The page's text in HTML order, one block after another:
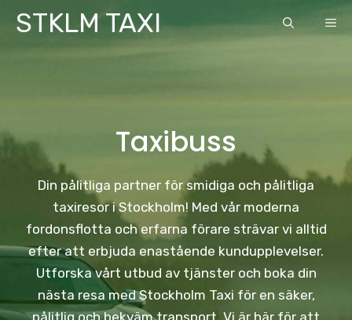
SkipSTKLM TAXI
Taxibuss
Din pålitliga partner för smidiga och pålitliga
taxiresor i Stockholm! Med vår moderna
fordonsflotta och erfarna förare strävar vi alltid
efter att erbjuda enastående kundupplevelser.
Utforska vårt utbud av tjänster och boka din
nästa resa med Stockholm Taxi för en säker,
pålitlig och bekväm transport. Vi är här för att